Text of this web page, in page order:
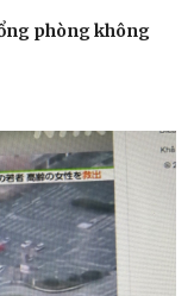
phòng không